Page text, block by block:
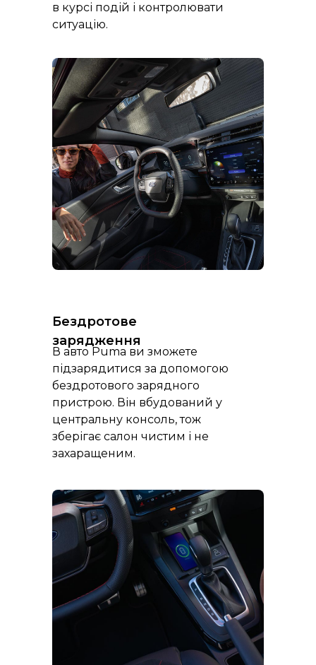
в курсі подій і контролювати
ситуацію.
Бездротове
зарядження
В авто Puma ви зможете
підзарядитися за допомогою
бездротового зарядного
пристрою. Він вбудований у
центральну консоль, тож
зберігає салон чистим і не
захаращеним.